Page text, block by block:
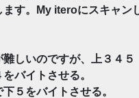
す。My iteroにスキャン
難しいのですが、上３４
バイトさせる。
５をバイトさせる。